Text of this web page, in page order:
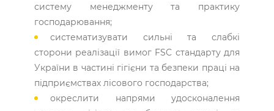
систему менеджменту та практику
господарювання;
систематизувати сильні та слабкі
сторони реалізації вимог FSC стандарту для
України в частині гігієни та безпеки праці на
підприємствах лісового господарства;
окреслити напрями удосконалення